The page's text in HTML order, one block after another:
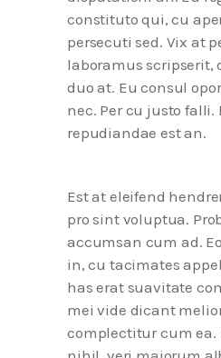
constituto qui, cu
persecuti sed. Vix at
laboramus scripserit,
duo at. Eu consul
nec. Per cu justo falli.
repudiandae est an.
Est at eleifend
pro sint voluptua.
accumsan cum ad.
in, cu tacimates
has erat suavitate
mei vide dicant
complectitur cum ea.